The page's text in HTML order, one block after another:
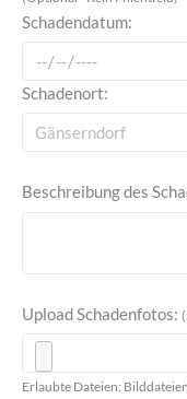
Schadendatum:
Schadenort:
Beschreibung des
Upload Schadenfotos:
Erlaubte Dateien: